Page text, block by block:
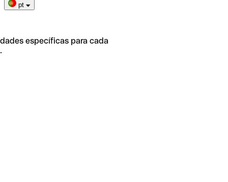
pt
específicas para cada